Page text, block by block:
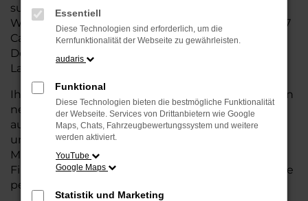
suchen. Ob für den täglichen Arbeitsweg,
Wochenendausflüge oder lange Reisen, der VW T7
Caravelle bietet Komfort, Effizienz und modernes
Design, das sowohl in der Stadt als auch auf dem
Land glänzt.
Ihr VW Autohaus in der Nähe von Leer bietet Ihnen
neben einer breiten Auswahl an VW Fahrzeugen
auch umfassende Beratung und Service. Wir
unterstützen Sie bei der Auswahl des passenden
Modells und bieten maßgeschneiderte
Finanzierungslösungen sowie Leasingoptionen, die
perfekt zu Ihrem Budget und Bedarf passen.
Essentiell
Diese Technologien sind erforderlich, um die
Kernfunktionalität der Webseite zu gewährleisten.
audaris
Funktional
Diese Technologien bieten die bestmögliche Funktionalität
der Webseite. Services von Drittanbietern wie Google
Maps, Chats, Fahrzeugbewertungssystem und weitere
werden aktiviert.
YouTube
Google Maps
Statistik und Marketing